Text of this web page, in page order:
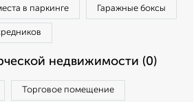
в паркинге Гаражные боксы
недвижимости (0)
Торговое помещение